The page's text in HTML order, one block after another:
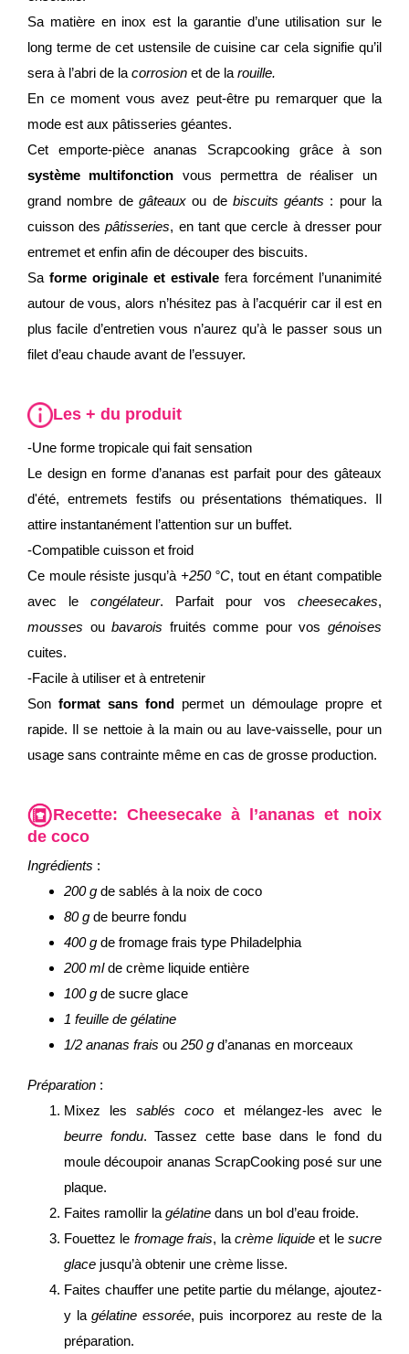
Sa matière en inox est la garantie d’une utilisation sur le
long terme de cet ustensile de cuisine car cela signifie qu’il
sera à l’abri de la corrosion et de la rouille.
En ce moment vous avez peut-être pu remarquer que la
mode est aux pâtisseries géantes.
Cet emporte-pièce ananas Scrapcooking grâce à son
système multifonction vous permettra de réaliser un
grand nombre de gâteauxou de biscuits géants : pour la
cuisson despâtisseries, en tant que cercle à dresser pour
entremet et enfin afin de découper des biscuits.
Sa forme originale et estivale fera forcément l’unanimité
autour de vous, alors n’hésitez pas à l’acquérir car il est en
plus facile d’entretien vous n’aurez qu’à le passer sous un
filet d’eau chaude avant de l’essuyer.
Les + du produit
-Une forme tropicale qui fait sensation
Le design en forme d’ananas est parfait pour des gâteaux
d'été, entremets festifs ou présentations thématiques. Il
attire instantanément l’attention sur un buffet.
-Compatible cuisson et froid
Ce moule résiste jusqu’à +250 °C, tout en étant compatible
avec le congélateur. Parfait pour vos cheesecakes,
mousses oubavarois fruités comme pour vosgénoises
cuites.
-Facile à utiliser et à entretenir
Son format sans fondpermet un démoulage propre et
rapide. Il se nettoie à la main ou au lave-vaisselle, pour un
usage sans contrainte même en cas de grosse production.
Recette: Cheesecake à l’ananas et noix
de coco
Ingrédients :
200 g de sablés à la noix de coco
80 g de beurre fondu
400 g de fromage frais type Philadelphia
200 mlde crème liquide entière
100 g de sucre glace
1 feuille de gélatine
1/2 ananas frais ou 250 g d’ananas en morceaux
Préparation :
Mixez lessablés coco et mélangez-les avec le
beurre fondu. Tassez cette base dans le fond du
moule découpoir ananas ScrapCooking posé sur une
plaque.
Faites ramollir la gélatine dans un bol d’eau froide.
Fouettez le fromage frais, lacrème liquideet lesucre
glace jusqu’à obtenir une crème lisse.
Faites chauffer une petite partie du mélange, ajoutez-
y lagélatine essorée, puis incorporez au reste de la
préparation.